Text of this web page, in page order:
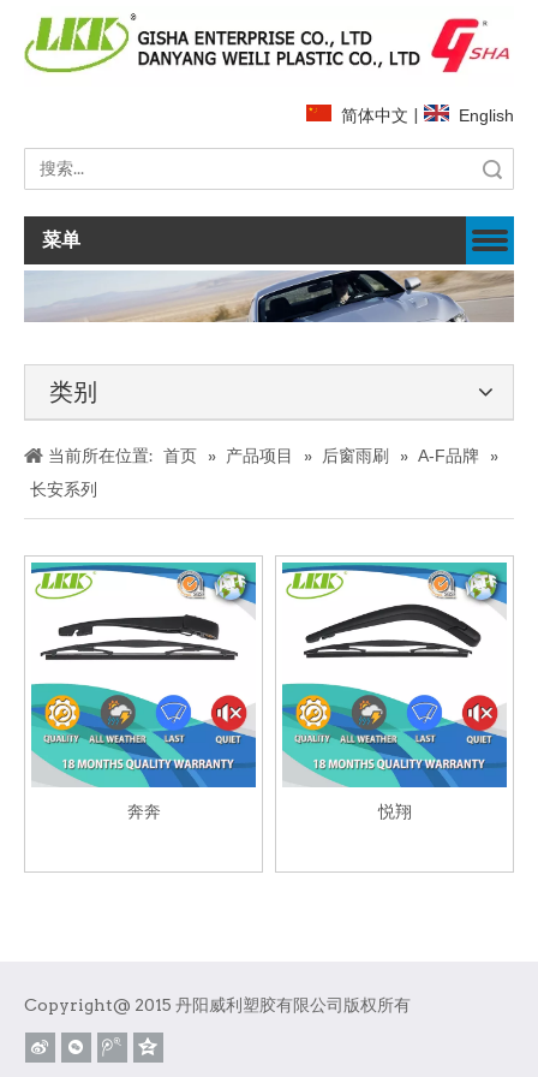
简体中文 | English
菜单
类别
当前所在位置: 首页 » 产品项目 » 后窗雨刷 » A-F品牌
»
长安系列
奔奔 悦翔
Copyright@ 2015 丹阳威利塑胶有限公司版权所有